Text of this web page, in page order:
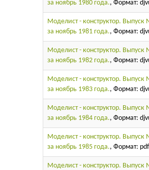
за ноябрь 1980 года., Формат:
Моделист - конструктор. Выпуск
за ноябрь 1981 года., Формат:
Моделист - конструктор. Выпуск
за ноябрь 1982 года., Формат:
Моделист - конструктор. Выпуск
за ноябрь 1983 года., Формат:
Моделист - конструктор. Выпуск
за ноябрь 1984 года., Формат:
Моделист - конструктор. Выпуск
за ноябрь 1985 года., Формат: pdf
Моделист - конструктор. Выпуск